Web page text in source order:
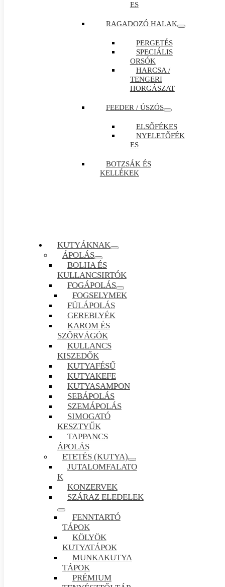
ES
RAGADOZÓ HALAK
PERGETÉS
SPECIÁLIS
ORSÓK
HARCSA /
TENGERI
HORGÁSZAT
FEEDER / ÚSZÓS
ELSŐFÉKES
NYELETŐFÉK
ES
BOTZSÁK ÉS
KELLÉKEK
KUTYÁKNAK
ÁPOLÁS
BOLHA ÉS
KULLANCSIRTÓK
FOGÁPOLÁS
FOGSELYMEK
FÜLÁPOLÁS
GEREBLYÉK
KAROM ÉS
SZŐRVÁGÓK
KULLANCS
KISZEDŐK
KUTYAFÉSŰ
KUTYAKEFE
KUTYASAMPON
SEBÁPOLÁS
SZEMÁPOLÁS
SIMOGATÓ
KESZTYŰK
TAPPANCS
ÁPOLÁS
ETETÉS (KUTYA)
JUTALOMFALATO
K
KONZERVEK
SZÁRAZ ELEDELEK
FENNTARTÓ
TÁPOK
KÖLYÖK
KUTYATÁPOK
MUNKAKUTYA
TÁPOK
PRÉMIUM